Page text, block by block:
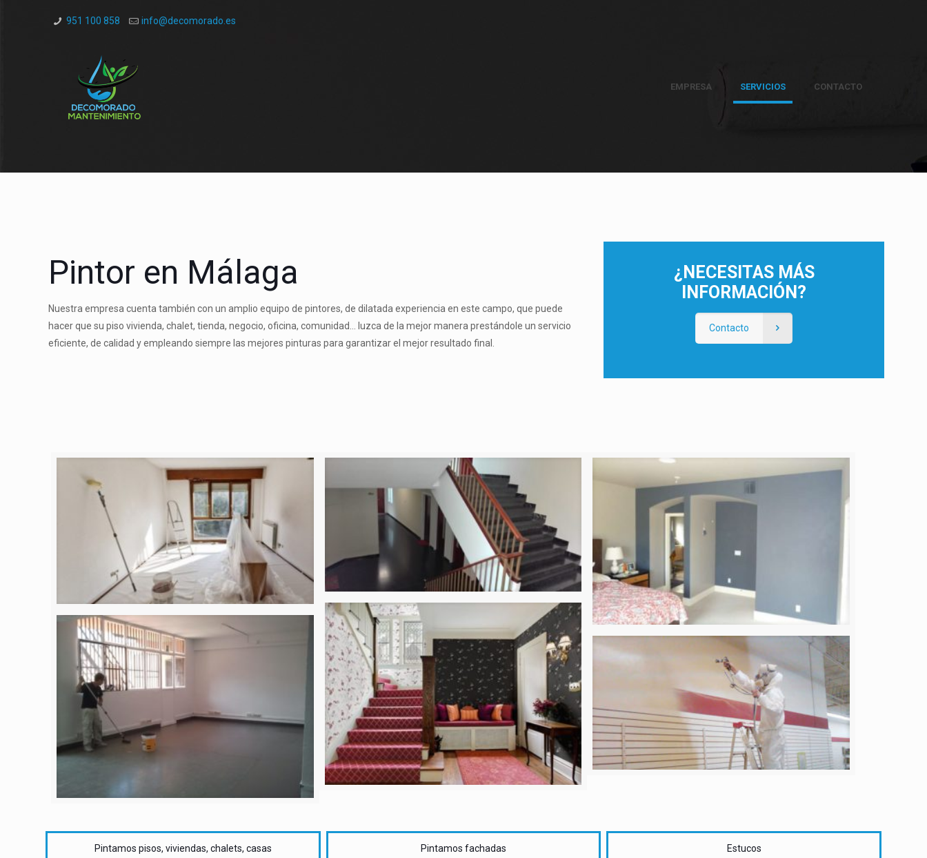
951 100 858 info@decomorado.es
EMPRESA SERVICIOS CONTACTO
Pintor en Málaga
Nuestra empresa cuenta también con un amplio equipo de pintores, de dilatada experiencia en este campo, que puede
hacer que su piso vivienda, chalet, tienda, negocio, oficina, comunidad… luzca de la mejor manera prestándole un servicio
eficiente, de calidad y empleando siempre las mejores pinturas para garantizar el mejor resultado final.
¿NECESITAS MÁS
INFORMACIÓN?
Contacto
Pintamos pisos, viviendas, chalets, casas Pintamos fachadas Estucos